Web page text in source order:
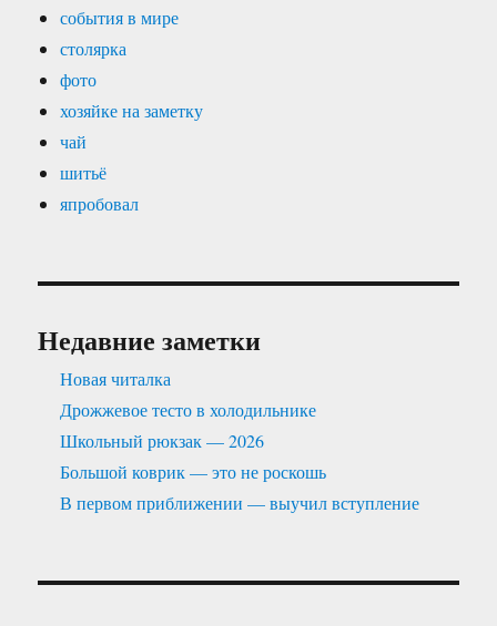
события в мире
столярка
фото
хозяйке на заметку
чай
шитьё
япробовал
Недавние заметки
Новая читалка
Дрожжевое тесто в холодильнике
Школьный рюкзак — 2026
Большой коврик — это не роскошь
В первом приближении — выучил вступление